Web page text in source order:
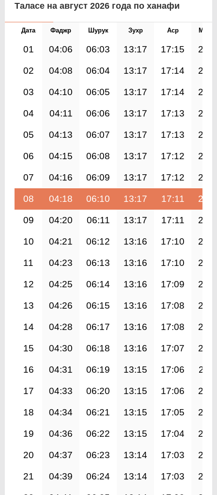
Таласе на август 2026 года по ханафи
Дата Фаджр Шурук Зухр Аср
01 04:06 06:03 13:17 17:15
02 04:08 06:04 13:17 17:14
03 04:10 06:05 13:17 17:14
04 04:11 06:06 13:17 17:13
05 04:13 06:07 13:17 17:13
06 04:15 06:08 13:17 17:12
07 04:16 06:09 13:17 17:12
08 04:18 06:10 13:17 17:11
09 04:20 06:11 13:17 17:11
10 04:21 06:12 13:16 17:10
11 04:23 06:13 13:16 17:10
12 04:25 06:14 13:16 17:09
13 04:26 06:15 13:16 17:08
14 04:28 06:17 13:16 17:08
15 04:30 06:18 13:16 17:07
16 04:31 06:19 13:15 17:06
17 04:33 06:20 13:15 17:06
18 04:34 06:21 13:15 17:05
19 04:36 06:22 13:15 17:04
20 04:37 06:23 13:14 17:03
21 04:39 06:24 13:14 17:03